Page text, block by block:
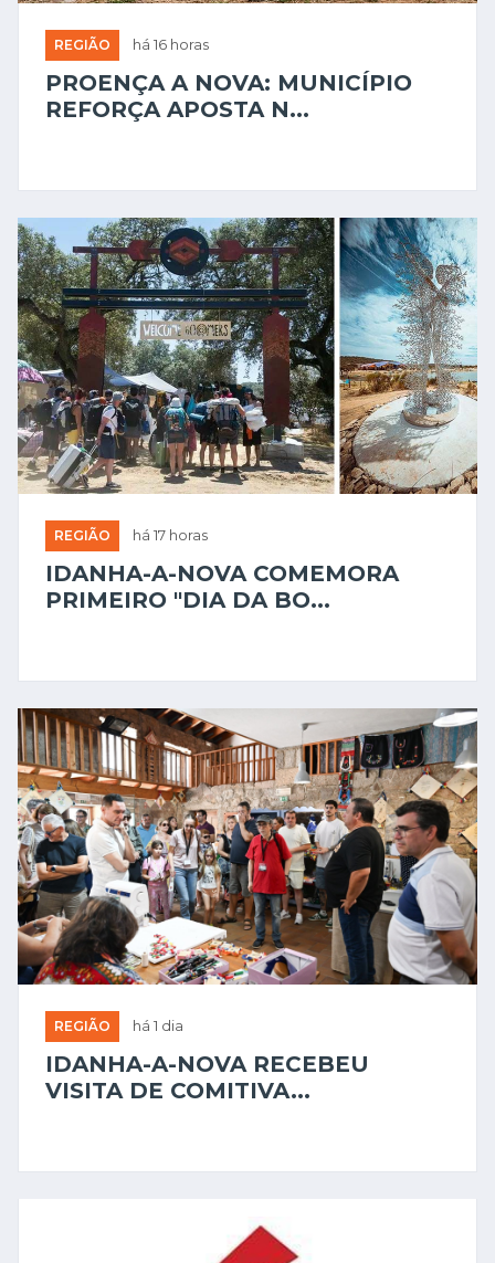
REGIÃO há 16 horas
PROENÇA A NOVA: MUNICÍPIO
REFORÇA APOSTA N...
REGIÃO há 17 horas
IDANHA-A-NOVA COMEMORA
PRIMEIRO "DIA DA BO...
REGIÃO há 1 dia
IDANHA-A-NOVA RECEBEU
VISITA DE COMITIVA...